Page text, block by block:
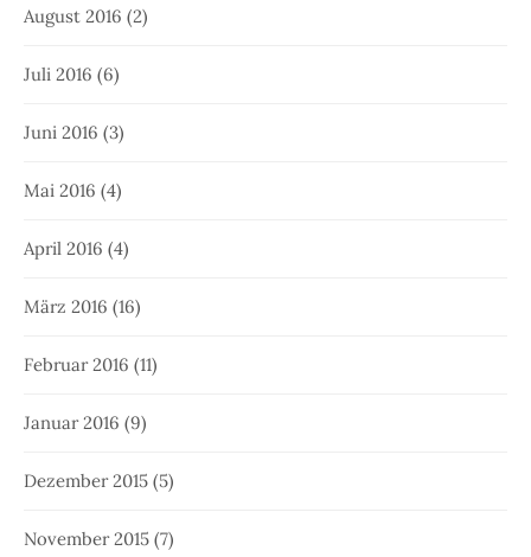
August 2016 (2)
Juli 2016 (6)
Juni 2016 (3)
Mai 2016 (4)
April 2016 (4)
März 2016 (16)
Februar 2016 (11)
Januar 2016 (9)
Dezember 2015 (5)
November 2015 (7)